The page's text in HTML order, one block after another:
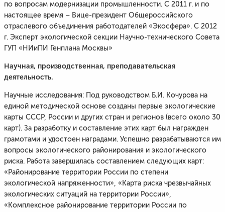
по вопросам модернизации промышленности. С 2011 г. и по
настоящее время – Вице-президент Общероссийского
отраслевого объединения работодателей «Экосфера». С 2012
г. Эксперт экологической секции Научно-технического Совета
ГУП «НИиПИ Генплана Москвы»
Научная, производственная, преподавательская
деятельность.
Научные исследования: Под руководством Б.И. Кочурова на
единой методической основе созданы первые экологические
карты СССР, России и других стран и регионов (всего около 30
карт). За разработку и составление этих карт был награжден
грамотами и удостоен наградами. Успешно разрабатываются им
вопросы экологического районирования и экологического
риска. Работа завершилась составлением следующих карт:
«Районирование территории России по степени
экологической напряженности», «Карта риска чрезвычайных
экологических ситуаций на территории России»,
«Комплексное районирование территории России по